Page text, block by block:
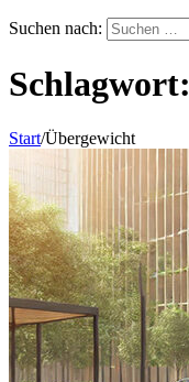
Suchen nach:
Schlagwort:
Start/Übergewicht